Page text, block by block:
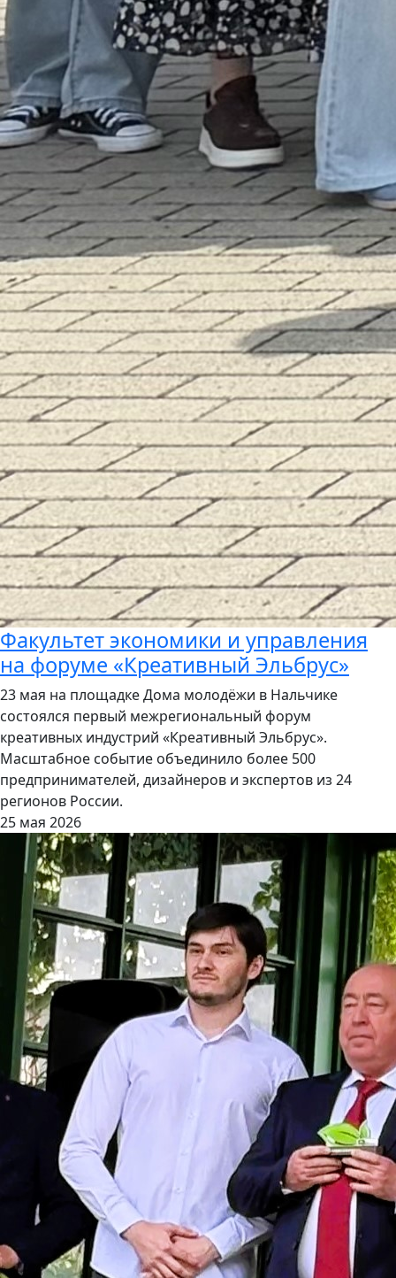
Факультет экономики и управления
на форуме «Креативный Эльбрус»
23 мая на площадке Дома молодёжи в Нальчике
состоялся первый межрегиональный форум
креативных индустрий «Креативный Эльбрус».
Масштабное событие объединило более 500
предпринимателей, дизайнеров и экспертов из 24
регионов России.
25 мая 2026